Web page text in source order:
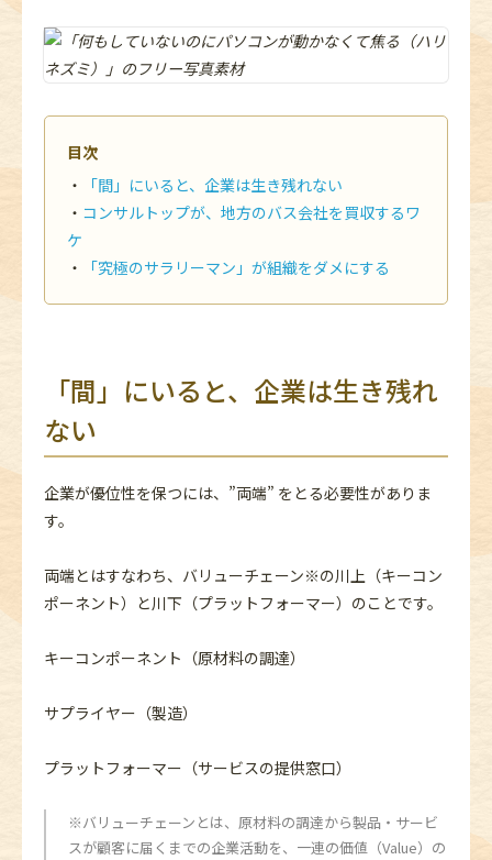
目次
「間」にいると、企業は生き残れない
コンサルトップが、地方のバス会社を買収するワ
ケ
「究極のサラリーマン」が組織をダメにする
「間」にいると、企業は生き残れ
ない
企業が優位性を保つには、”両端” をとる必要性がありま
す。
両端とはすなわち、バリューチェーン※の川上（キーコン
ポーネント）と川下（プラットフォーマー）のことです。
キーコンポーネント（原材料の調達）
サプライヤー（製造）
プラットフォーマー（サービスの提供窓口）
※バリューチェーンとは、原材料の調達から製品・サービ
スが顧客に届くまでの企業活動を、一連の価値（Value）の